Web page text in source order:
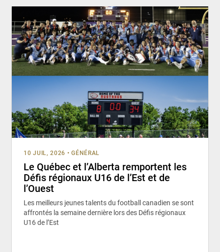
10 JUIL, 2026 • GÉNÉRAL
Le Québec et l’Alberta remportent les
Défis régionaux U16 de l’Est et de
l’Ouest
Les meilleurs jeunes talents du football canadien se sont
affrontés la semaine dernière lors des Défis régionaux
U16 de l’Est